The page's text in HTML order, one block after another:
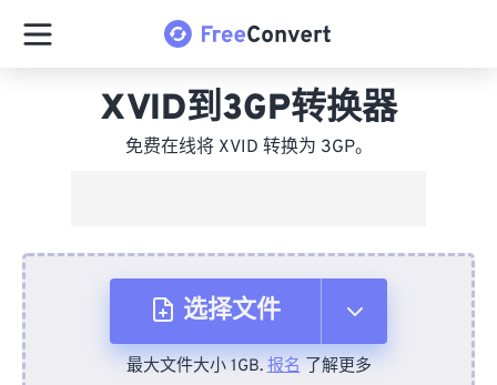
XVID到3GP转换器
免费在线将 XVID 转换为 3GP。
选择文件
最大文件大小 1GB.报名了解更多